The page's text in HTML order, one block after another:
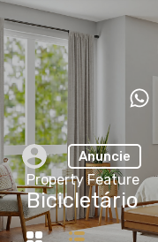
Anuncie
Property Feature
Bicicletário